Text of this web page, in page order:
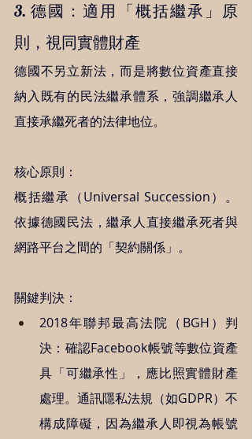
3. 德國：適用「概括繼承」原
則，視同實體財產
德國不另立新法，而是將數位資產直接
納入既有的民法繼承體系，強調繼承人
直接承繼死者的法律地位。
核心原則：
概括繼承（Universal Succession）。
依據德國民法，繼承人直接繼承死者與
網路平台之間的「契約關係」。
關鍵判決：
2018年聯邦最高法院（BGH）判
決：確認Facebook帳號等數位資產
具「可繼承性」，應比照實體財產
處理。通訊隱私法規（如GDPR）不
構成障礙，因為繼承人即視為帳號